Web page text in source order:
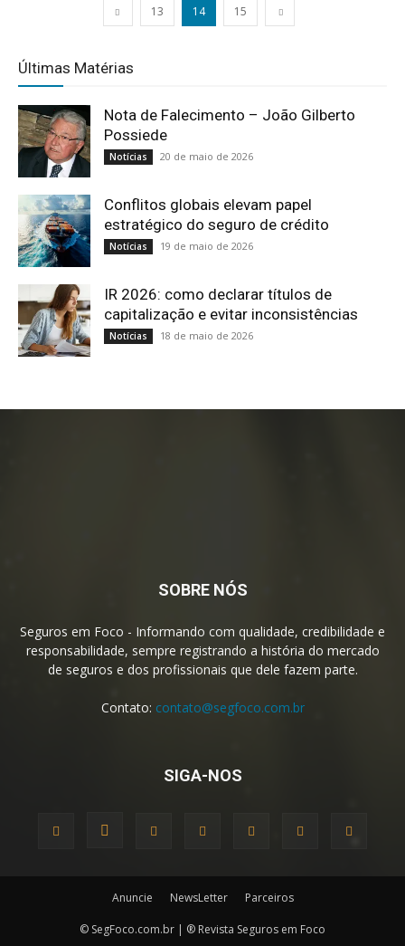
13 14 15
Últimas Matérias
Nota de Falecimento – João Gilberto
Possiede
Notícias 20 de maio de 2026
Conflitos globais elevam papel
estratégico do seguro de crédito
Notícias 19 de maio de 2026
IR 2026: como declarar títulos de
capitalização e evitar inconsistências
Notícias 18 de maio de 2026
SOBRE NÓS
Seguros em Foco - Informando com qualidade, credibilidade e
responsabilidade, sempre registrando a história do mercado
de seguros e dos profissionais que dele fazem parte.
Contato: contato@segfoco.com.br
SIGA-NOS
Anuncie NewsLetter Parceiros
© SegFoco.com.br | ® Revista Seguros em Foco